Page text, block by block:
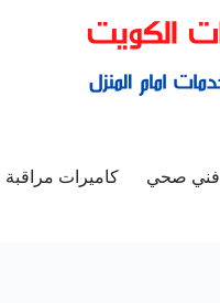
فني صحي كاميرات مراقبة